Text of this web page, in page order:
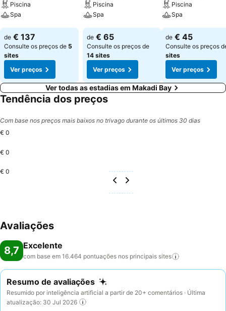
Piscina
Spa
Ver preços
de € 137
Consulte os preços de 5
sites
Ver preços
Piscina
Spa
Ver preços
de € 65
Consulte os preços de
14 sites
Ver preços
Piscina
Spa
Ver preços
de € 45
Consulte os preços
sites
Ver preços
Ver todas as estadias em Makadi Bay
Tendência dos preços
Com base nos preços mais baixos no trivago durante os últimos 30 dias
€ 0
€ 0
€ 0
Avaliações
8,7 Excelente
com base em 16.464 pontuações nos principais sites
Resumo de avaliações
Resumido por inteligência artificial a partir de 20+ comentários · Última
atualização: 30 Jul 2026